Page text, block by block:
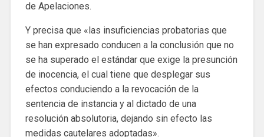
de Apelaciones.
Y precisa que «las insuficiencias probatorias que
se han expresado conducen a la conclusión que no
se ha superado el estándar que exige la presunción
de inocencia, el cual tiene que desplegar sus
efectos conduciendo a la revocación de la
sentencia de instancia y al dictado de una
resolución absolutoria, dejando sin efecto las
medidas cautelares adoptadas».